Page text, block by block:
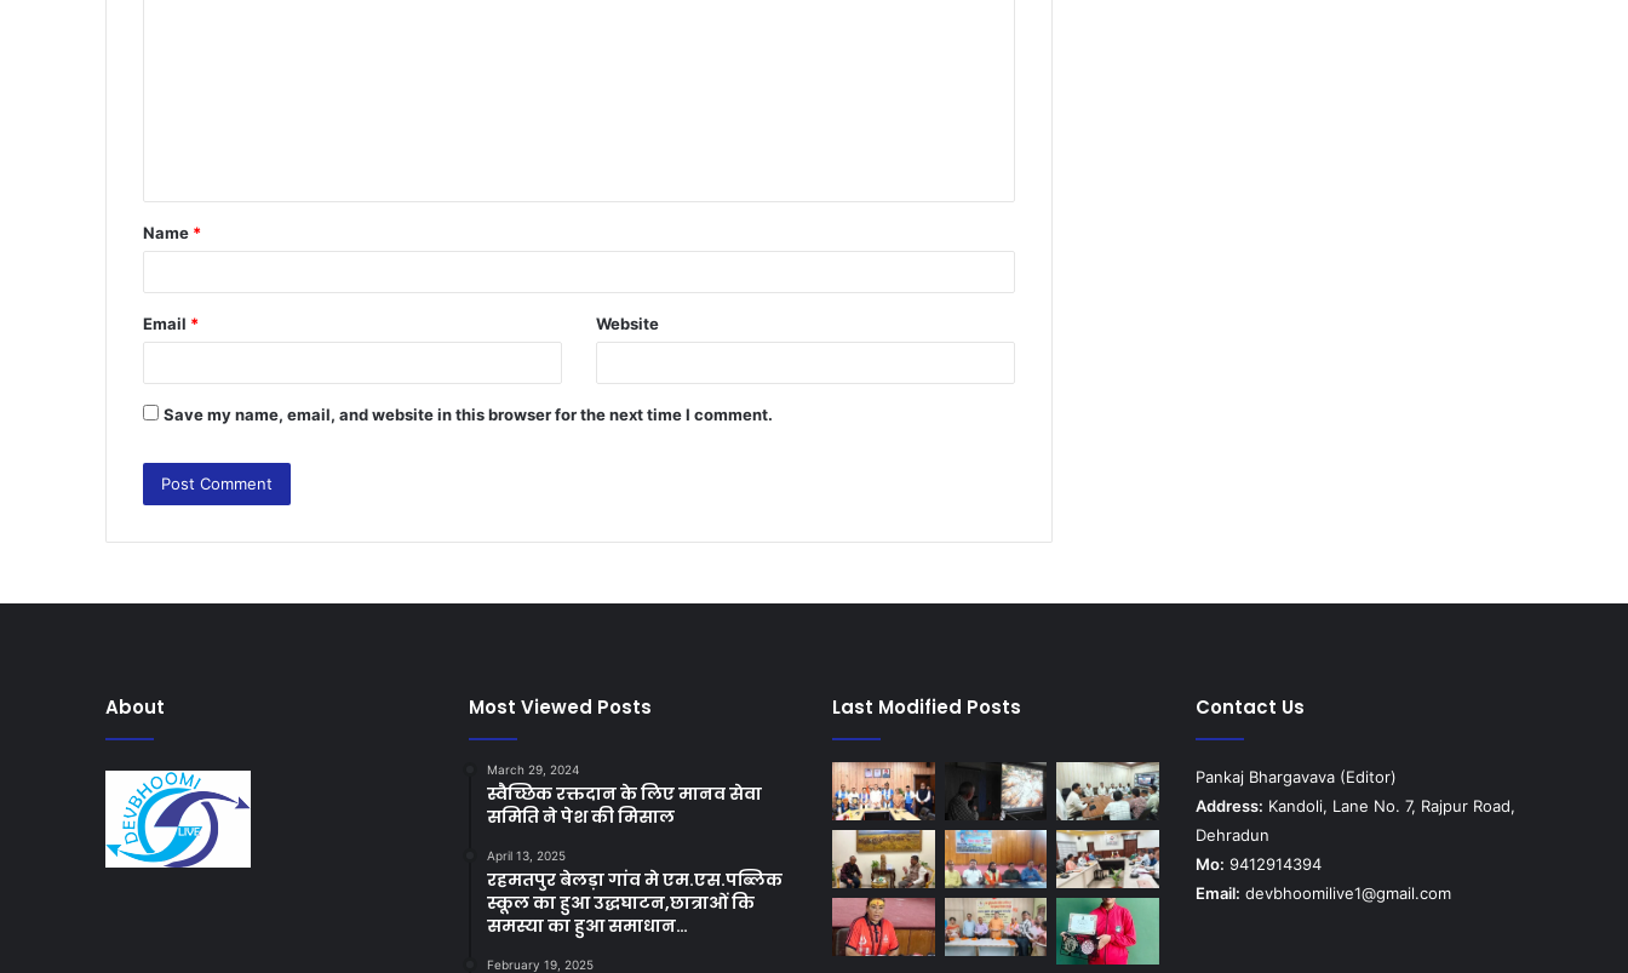
t
*
Name *
Email * Website
Save my name, email, and website in this browser for the next time I comment.
About Most Viewed Posts
March 29, 2024
स्वैच्छिक रक्तदान के लिए मानव सेवा
समिति ने पेश की मिसाल
April 13, 2025
रहमतपुर बेलड़ा गांव मे एम.एस.पब्लिक
स्कूल का हुआ उद्धघाटन,छात्राओं कि
समस्या का हुआ समाधान…
February 19, 2025
Last Modified Posts Contact Us
Pankaj Bhargavava (Editor)
Address: Kandoli, Lane No. 7, Rajpur Road,
Dehradun
Mo: 9412914394
Email: devbhoomilive1@gmail.com